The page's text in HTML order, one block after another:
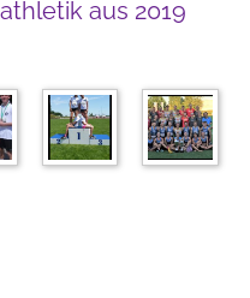
aus 2019